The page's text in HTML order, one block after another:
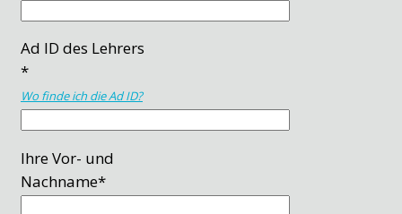
Ad ID des Lehrers
*
Wo finde ich die Ad ID?
Ihre Vor- und
Nachname*